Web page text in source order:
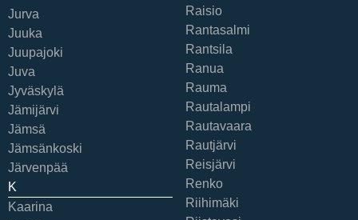
Jurva
Juuka
Juupajoki
Juva
Jyväskylä
Jämijärvi
Jämsä
Jämsänkoski
Järvenpää
K
Kaarina
Raisio
Rantasalmi
Rantsila
Ranua
Rauma
Rautalampi
Rautavaara
Rautjärvi
Reisjärvi
Renko
Riihimäki